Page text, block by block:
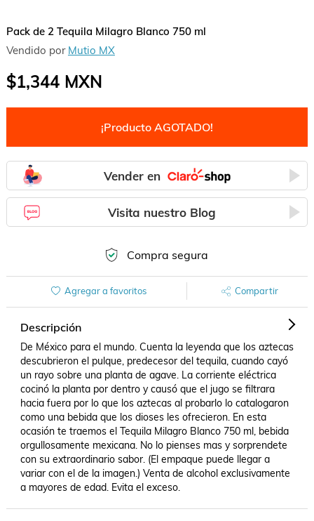
Pack de 2 Tequila Milagro Blanco 750 ml
Vendido por Mutio MX
$1,344MXN
¡Producto AGOTADO!
Vender en
Visita nuestro Blog
Compra segura
Agregar a favoritos Compartir
Descripción
De México para el mundo. Cuenta la leyenda que los aztecas
descubrieron el pulque, predecesor del tequila, cuando cayó
un rayo sobre una planta de agave. La corriente eléctrica
cocinó la planta por dentro y causó que el jugo se filtrara
hacia fuera por lo que los aztecas al probarlo lo catalogaron
como una bebida que los dioses les ofrecieron. En esta
ocasión te traemos el Tequila Milagro Blanco 750 ml, bebida
orgullosamente mexicana. No lo pienses mas y sorprendete
con su extraordinario sabor. (El empaque puede llegar a
variar con el de la imagen.) Venta de alcohol exclusivamente
a mayores de edad. Evita el exceso.